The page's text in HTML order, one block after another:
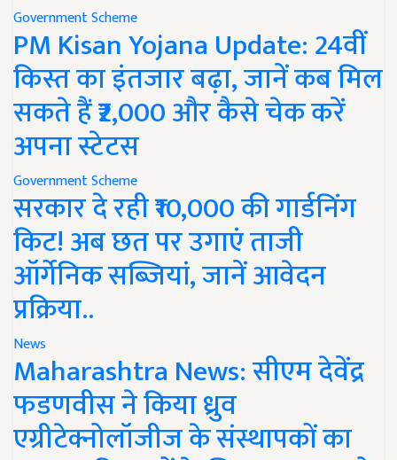
Government Scheme
PM Kisan Yojana Update: 24वीं
किस्त का इंतजार बढ़ा, जानें कब मिल
सकते हैं ₹2,000 और कैसे चेक करें
अपना स्टेटस
Government Scheme
सरकार दे रही ₹10,000 की गार्डनिंग
किट! अब छत पर उगाएं ताजी
ऑर्गेनिक सब्जियां, जानें आवेदन
प्रक्रिया..
News
Maharashtra News: सीएम देवेंद्र
फडणवीस ने किया ध्रुव
एग्रीटेक्नोलॉजीज के संस्थापकों का